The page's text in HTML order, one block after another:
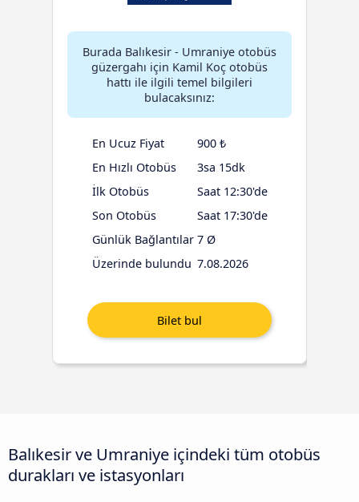
Burada Balıkesir - Umraniye otobüs
güzergahı için Kamil Koç otobüs
hattı ile ilgili temel bilgileri
bulacaksınız:
En Ucuz Fiyat
900 ₺
En Hızlı Otobüs
3sa 15dk
İlk Otobüs
Saat 12:30'de
Son Otobüs
Saat 17:30'de
Günlük Bağlantılar 7 Ø
Üzerinde bulundu 7.08.2026
Balıkesir ve Umraniye içindeki tüm otobüs
durakları ve istasyonları